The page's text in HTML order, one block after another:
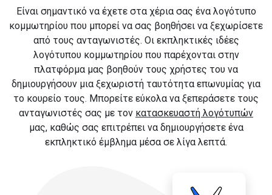
Είναι σημαντικό να έχετε στα χέρια σας ένα λογότυπο
κομμωτηρίου που μπορεί να σας βοηθήσει να ξεχωρίσετε
από τους ανταγωνιστές. Οι εκπληκτικές ιδέες
λογότυπου κομμωτηρίου που παρέχονται στην
πλατφόρμα μας βοηθούν τους χρήστες του να
δημιουργήσουν μια ξεχωριστή ταυτότητα επωνυμίας για
το κουρείο τους. Μπορείτε εύκολα να ξεπεράσετε τους
ανταγωνιστές σας με τον κατασκευαστή λογότυπών
μας, καθώς σας επιτρέπει να δημιουργήσετε ένα
εκπληκτικό έμβλημα μέσα σε λίγα λεπτά.